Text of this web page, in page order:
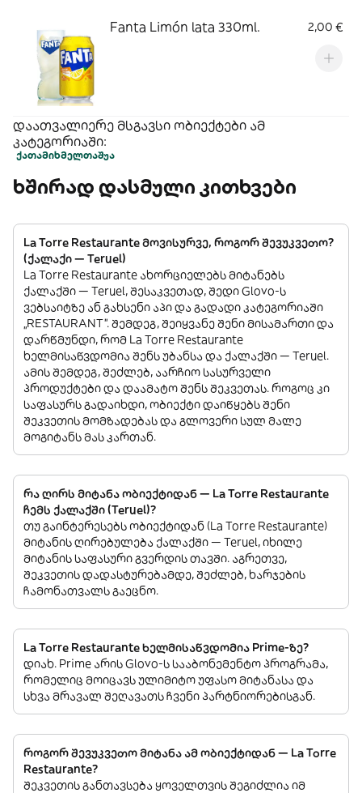
Fanta Limón lata 330ml. 2,00 €
დაათვალიერე მსგავსი ობიექტები ამ
კატეგორიაში:
ქათამიხმელთაშუა
ხშირად დასმული კითხვები
La Torre Restaurante მოვისურვე, როგორ შევუკვეთო?
(ქალაქი — Teruel)
La Torre Restaurante ახორციელებს მიტანებს
ქალაქში — Teruel, შესაკვეთად, შედი Glovo-ს
ვებსაიტზე ან გახსენი აპი და გადადი კატეგორიაში
„RESTAURANT”. შემდეგ, შეიყვანე შენი მისამართი და
დარწმუნდი, რომ La Torre Restaurante
ხელმისაწვდომია შენს უბანსა და ქალაქში — Teruel.
ამის შემდეგ, შეძლებ, აარჩიო სასურველი
პროდუქტები და დაამატო შენს შეკვეთას. როგოც კი
საფასურს გადაიხდი, ობიექტი დაიწყებს შენი
შეკვეთის მომზადებას და გლოვერი სულ მალე
მოგიტანს მას კართან.
რა ღირს მიტანა ობიექტიდან — La Torre Restaurante
ჩემს ქალაქში (Teruel)?
თუ გაინტერესებს ობიექტიდან (La Torre Restaurante)
მიტანის ღირებულება ქალაქში — Teruel, იხილე
მიტანის საფასური გვერდის თავში. აგრეთვე,
შეკვეთის დადასტურებამდე, შეძლებ, ხარჯების
ჩამონათვალს გაეცნო.
La Torre Restaurante ხელმისაწვდომია Prime-ზე?
დიახ. Prime არის Glovo-ს სააბონემენტო პროგრამა,
რომელიც მოიცავს ულიმიტო უფასო მიტანასა და
სხვა მრავალ შეღავათს ჩვენი პარტნიორებისგან.
როგორ შევუკვეთო მიტანა ამ ობიექტიდან — La Torre
Restaurante?
შეკვეთის განთავსება ყოველთვის შეგიძლია იმ